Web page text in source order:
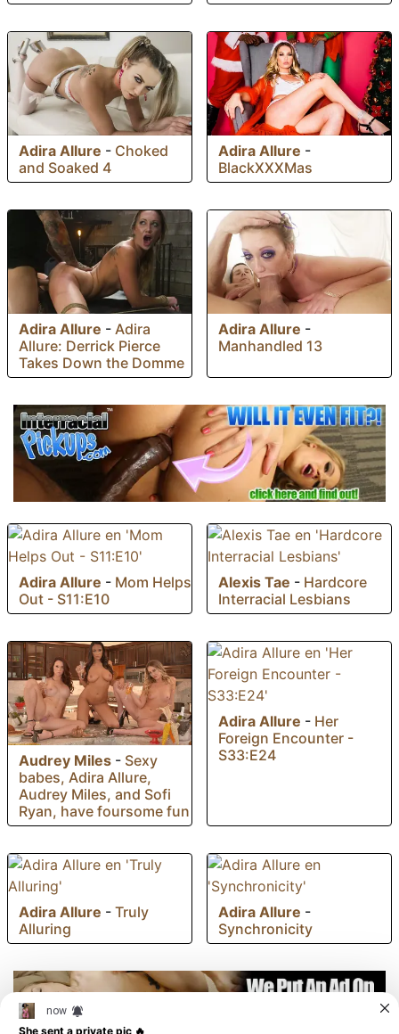
Adira Allure - Choked
and Soaked 4
Adira Allure -
BlackXXXMas
Adira Allure - Adira
Allure: Derrick Pierce
Takes Down the Domme
Adira Allure -
Manhandled 13
Adira Allure - Mom Helps
Out - S11:E10
Alexis Tae - Hardcore
Interracial Lesbians
Audrey Miles - Sexy
babes, Adira Allure,
Audrey Miles, and Sofi
Ryan, have foursome fun
Adira Allure - Her
Foreign Encounter -
S33:E24
Adira Allure - Truly
Alluring
Adira Allure -
Synchronicity